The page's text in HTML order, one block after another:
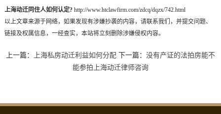
上海动迁同住人如何认定?http://www.htclawfirm.com/zdcq/dqzx/742.html
以上文章来源于网络，如果发现有涉嫌抄袭的内容，请联系我们，并提交问题、
链接及权属信息，一经查实，本站将立刻删除涉嫌侵权内容。
上一篇： 上海私房动迁利益如何分配下一篇： 没有产证的法拍房能不
能参拍上海动迁律师咨询